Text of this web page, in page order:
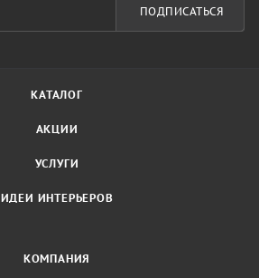
ПОДПИСАТЬСЯ
КАТАЛОГ
АКЦИИ
УСЛУГИ
ИДЕИ ИНТЕРЬЕРОВ
КОМПАНИЯ